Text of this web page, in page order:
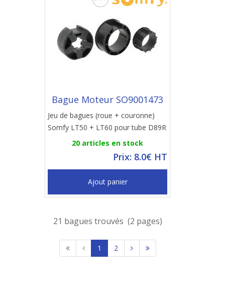
Bague Moteur SO9001473
Jeu de bagues (roue + couronne)
Somfy LT50 + LT60 pour tube D89R
20 articles en stock
Prix: 8.0€ HT
Ajout panier
21 bagues trouvés (2 pages)
1 2